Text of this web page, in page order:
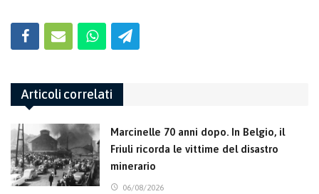
Articoli correlati
Marcinelle 70 anni dopo. In Belgio, il
Friuli ricorda le vittime del disastro
minerario
06/08/2026